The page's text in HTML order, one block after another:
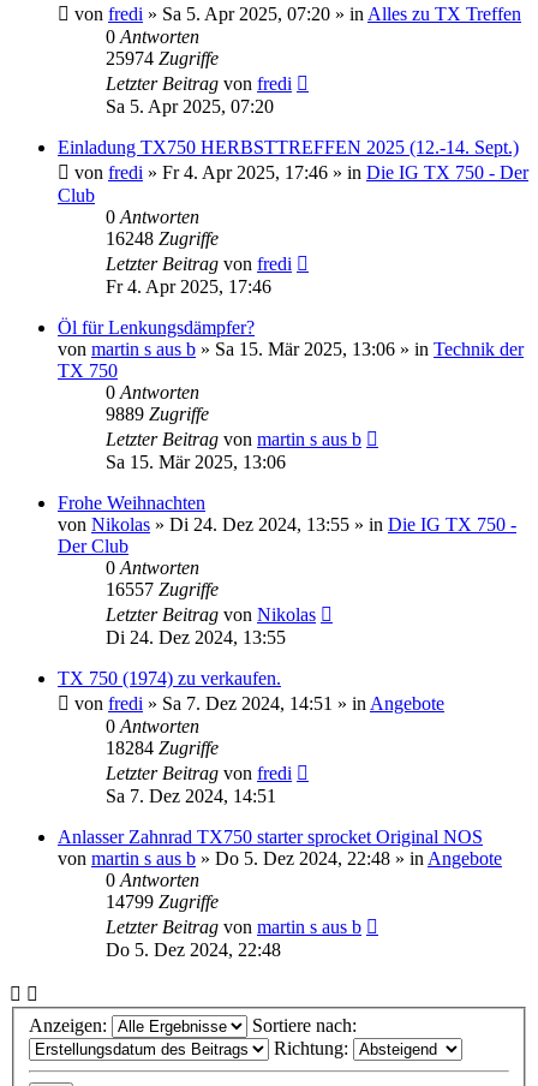
von fredi » Sa 5. Apr 2025, 07:20 » in Alles zu TX Treffen
0 Antworten
25974 Zugriffe
Letzter Beitrag von fredi
Sa 5. Apr 2025, 07:20
Einladung TX750 HERBSTTREFFEN 2025 (12.-14. Sept.)
von fredi » Fr 4. Apr 2025, 17:46 » in Die IG TX 750 - Der
Club
0 Antworten
16248 Zugriffe
Letzter Beitrag von fredi
Fr 4. Apr 2025, 17:46
Öl für Lenkungsdämpfer?
von martin s aus b » Sa 15. Mär 2025, 13:06 » in Technik der
TX 750
0 Antworten
9889 Zugriffe
Letzter Beitrag von martin s aus b
Sa 15. Mär 2025, 13:06
Frohe Weihnachten
von Nikolas » Di 24. Dez 2024, 13:55 » in Die IG TX 750 -
Der Club
0 Antworten
16557 Zugriffe
Letzter Beitrag von Nikolas
Di 24. Dez 2024, 13:55
TX 750 (1974) zu verkaufen.
von fredi » Sa 7. Dez 2024, 14:51 » in Angebote
0 Antworten
18284 Zugriffe
Letzter Beitrag von fredi
Sa 7. Dez 2024, 14:51
Anlasser Zahnrad TX750 starter sprocket Original NOS
von martin s aus b » Do 5. Dez 2024, 22:48 » in Angebote
0 Antworten
14799 Zugriffe
Letzter Beitrag von martin s aus b
Do 5. Dez 2024, 22:48
Anzeigen:
Sortiere nach:
Richtung: